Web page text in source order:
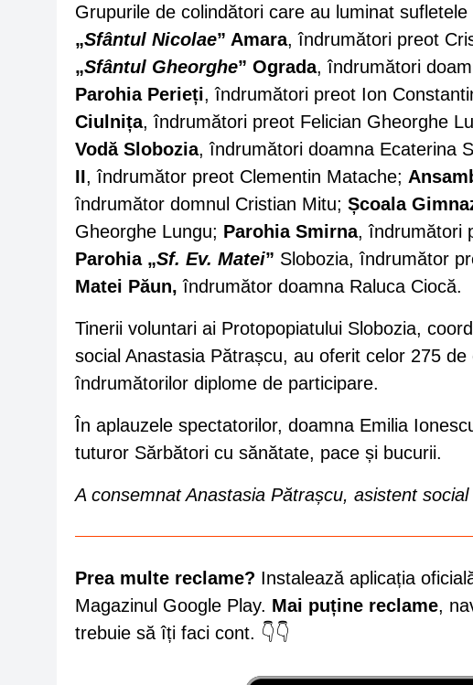
Grupurile de colindători care au luminat
„Sfântul Nicolae” Amara, îndrumători preot
„Sfântul Gheorghe” Ograda, îndrumători
Parohia Perieți, îndrumători preot Ion
Ciulnița, îndrumători preot Felician Gheorghe
Vodă Slobozia, îndrumători doamna Ecaterina
II, îndrumător preot Clementin Matache;
îndrumător domnul Cristian Mitu; Școala
Gheorghe Lungu; Parohia Smirna, îndrumători
Parohia „Sf. Ev. Matei” Slobozia, îndrumător
Matei Păun,îndrumător doamna Raluca Ciocă.
Tinerii voluntari ai Protopopiatului Slobozia,
social Anastasia Pătrașcu, au oferit celor 275
îndrumătorilor diplome de participare.
În aplauzele spectatorilor, doamna Emilia
tuturor Sărbători cu sănătate, pace și bucurii.
A consemnat Anastasia Pătrașcu, asistent
Prea multe reclame? Instalează aplicația
Magazinul Google Play. Mai puține reclame,
trebuie să îți faci cont. 👇👇